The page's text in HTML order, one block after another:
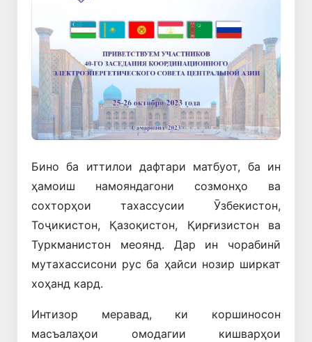
Бино ба иттилои дафтари матбуот, ба ин
ҳамоиш намояндагони созмонҳо ва
сохторҳои тахассусии Ӯзбекистон,
Тоҷикистон, Қазоқистон, Қирғизистон ва
Туркманистон меоянд. Дар ин чорабинӣ
мутахассисони рус ба ҳайси нозир ширкат
хоҳанд кард.
Интизор меравад, ки коршиносон
масъалаҳои омодагии кишварҳои